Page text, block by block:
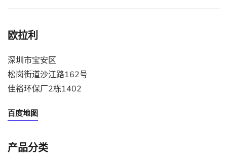
欧拉利
深圳市宝安区
松岗街道沙江路162号
佳裕环保厂2栋1402
百度地图
产品分类